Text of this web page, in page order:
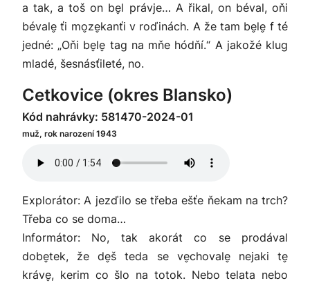
a tak, a toš on be̬l právje… A řikal, on béval, oňi
bévale̬ ťi mo̬ze̬kanťi v roďinách. A že tam be̬le̬ f té
jedné: „Oňi be̬le̬ tag na mňe hódňí.“ A jakožé klug
mladé, šesnásťileté, no.
Cetkovice (okres Blansko)
Kód nahrávky: 581470-2024-01
muž, rok narození 1943
Explorátor: A jezďilo se třeba ešťe ňekam na trch?
Třeba co se doma…
Informátor: No, tak akorát co se prodával
dobe̬tek, že de̬š teda se ve̬chovale̬ nejaki te̬
kráve̬, kerim co šlo na totok. Nebo telata nebo